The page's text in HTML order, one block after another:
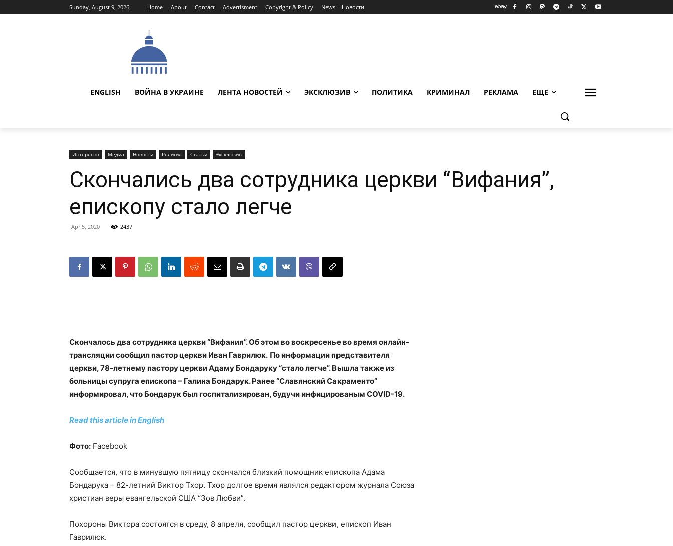
Sunday, August 9, 2026 Home About Contact Advertisment Copyright & Policy News – Новости
ENGLISH ВОЙНА В УКРАИНЕ ЛЕНТА НОВОСТЕЙ ЭКСКЛЮЗИВ ПОЛИТИКА КРИМИНАЛ РЕКЛАМА ЕЩЕ
Интересно Медиа Новости Религия Статьи Эксклюзив
Скончались два сотрудника церкви “Вифания”,
епископу стало легче
Apr 5, 2020 2437
Скончалось два сотрудника церкви “Вифания”. Об этом во воскресенье во время онлайн-
трансляции сообщил пастор церкви Иван Гаврилюк. По информации представителя
церкви, 78-летнему пастору церкви Адаму Бондаруку “стало легче”. Вышла также из
больницы супруга епископа – Галина Бондарук. Ранее “Славянский Сакраменто”
информировал, что Бондарук был госпитализирован, будучи инфицированым COVID-19.
Read this article in English
Фото: Facebook
Сообщается, что в минувшую пятницу скончался близкий помощник епископа Адама
Бондарука – 82-летний Виктор Тхор. Тхор долгое время являлся редактором журнала Союза
христиан веры евангельской США “Зов Любви”.
Похороны Виктора состоятся в среду, 8 апреля, сообщил пастор церкви, епископ Иван
Гаврилюк.